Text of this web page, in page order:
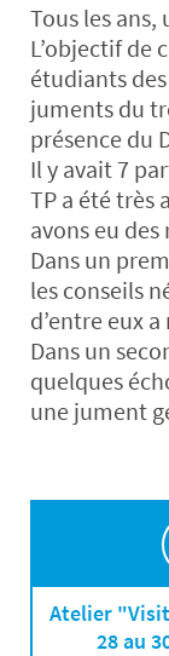
Tous les ans,
L’objectif de
étudiants
juments du
présence du
Il y avait 7
TP a été très
avons eu
Dans un
les conseils
d’entre eux
Dans un
quelques
une jument
Atelier
28 au